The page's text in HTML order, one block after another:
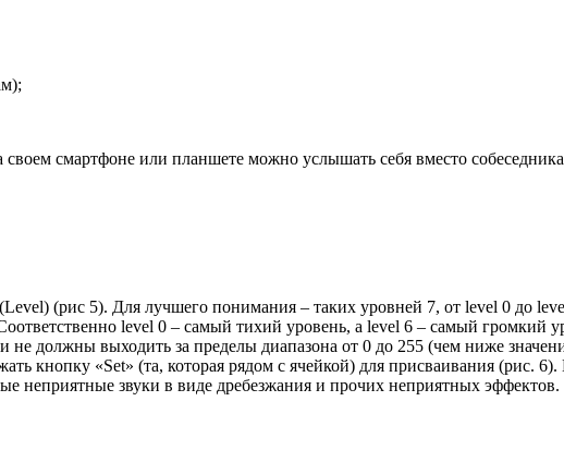
смартфоне или планшете можно услышать себя вместо
(рис 5). Для лучшего понимания – таких уровней 7, от level 0 до
level 0 – самый тихий уровень, а level 6 – самый громкий
не должны выходить за пределы диапазона от 0 до 255 (чем ниже
кнопку «Set» (та, которая рядом с ячейкой) для присваивания (рис.
неприятные звуки в виде дребезжания и прочих неприятных эффектов.